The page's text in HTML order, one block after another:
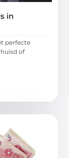
in
perfecte
of